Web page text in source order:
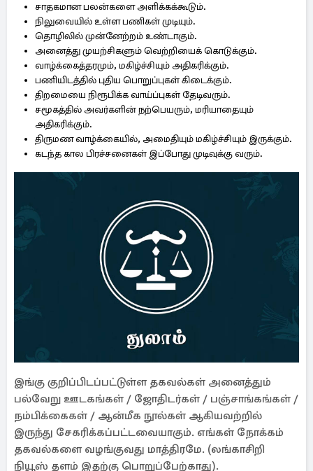
சாதகமான பலன்களை அளிக்கக்கூடும்.
நிலுவையில் உள்ள பணிகள் முடியும்.
தொழிலில் முன்னேற்றம் உண்டாகும்.
அனைத்து முயற்சிகளும் வெற்றியைக் கொடுக்கும்.
வாழ்க்கைத்தரமும், மகிழ்ச்சியும் அதிகரிக்கும்.
பணியிடத்தில் புதிய பொறுப்புகள் கிடைக்கும்.
திறமையை நிரூபிக்க வாய்ப்புகள் தேடிவரும்.
சமூகத்தில் அவர்களின் நற்பெயரும், மரியாதையும்
அதிகரிக்கும்.
திருமண வாழ்க்கையில், அமைதியும் மகிழ்ச்சியும் இருக்கும்.
கடந்த கால பிரச்சனைகள் இப்போது முடிவுக்கு வரும்.
இங்கு குறிப்பிடப்பட்டுள்ள தகவல்கள் அனைத்தும்
பல்வேறு ஊடகங்கள் / ஜோதிடர்கள் / பஞ்சாங்கங்கள் /
நம்பிக்கைகள் / ஆன்மீக நூல்கள் ஆகியவற்றில்
இருந்து சேகரிக்கப்பட்டவையாகும். எங்கள் நோக்கம்
தகவல்களை வழங்குவது மாத்திரமே. (லங்காசிறி
நியூஸ் தளம் இதற்கு பொறுப்பேற்காது).